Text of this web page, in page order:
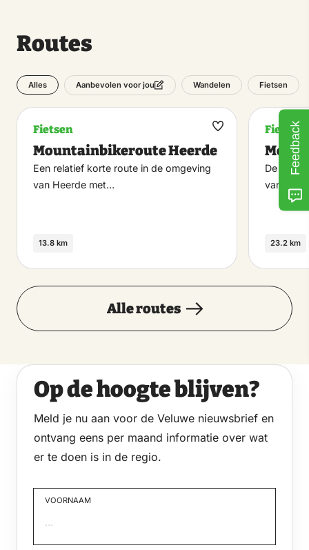
Routes
Alles Aanbevolen voor jou Wandelen Fietsen
Fietsen
Mountainbikeroute Heerde
Een relatief korte route in de omgeving
van Heerde met…
13.8 km
Maak
Fietsen
De
van
23.2 km
Alle routes
Op de hoogte blijven?
Meld je nu aan voor de Veluwe nieuwsbrief en
ontvang eens per maand informatie over wat
er te doen is in de regio.
VOORNAAM
Feedback